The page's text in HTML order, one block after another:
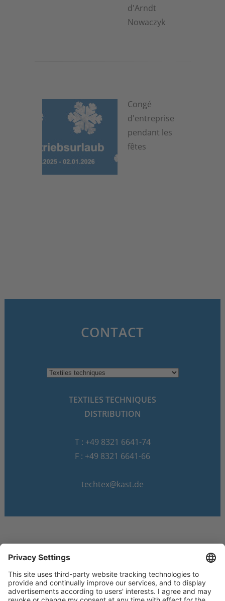
d'Arndt
Nowaczyk
Congé
d'entreprise
pendant les
fêtes
CONTACT
TEXTILES TECHNIQUES
DISTRIBUTION
T : +49 8321 6641-74
F : +49 8321 6641-66
techtex@kast.de
© 2026 Dr. Günther Kast GmbH & Co.
Mentions légales